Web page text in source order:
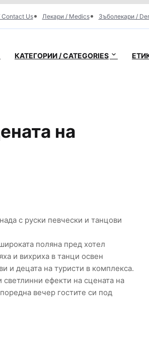
Contact Us Лекари / Medics Зъболекари /
КАТЕГОРИИ / CATEGORIES
на
с руски певчески и танцови
поляна пред хотел
и вихриха в танци освен
и децата на туристи в комплекса.
светлинни ефекти на сцената на
вечер гостите си под